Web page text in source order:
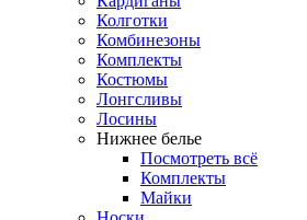
Колготки
Комбинезоны
Комплекты
Костюмы
Лонгсливы
Лосины
Нижнее белье
Посмотреть всё
Комплекты
Майки